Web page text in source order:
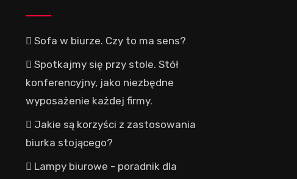
Sofa w biurze. Czy to ma sens?
Spotkajmy się przy stole. Stół
konferencyjny, jako niezbędne
wyposażenie każdej firmy.
Jakie są korzyści z zastosowania
biurka stojącego?
Lampy biurowe - poradnik dla